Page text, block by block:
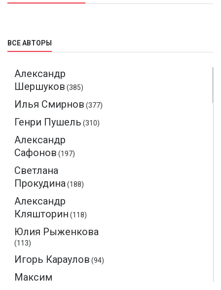
ВСЕ АВТОРЫ
Александр
Шершуков (385)
Илья Смирнов (377)
Генри Пушель (310)
Александр
Сафонов (197)
Светлана
Прокудина (188)
Александр
Кляшторин (118)
Юлия Рыженкова
(113)
Игорь Караулов (94)
Максим